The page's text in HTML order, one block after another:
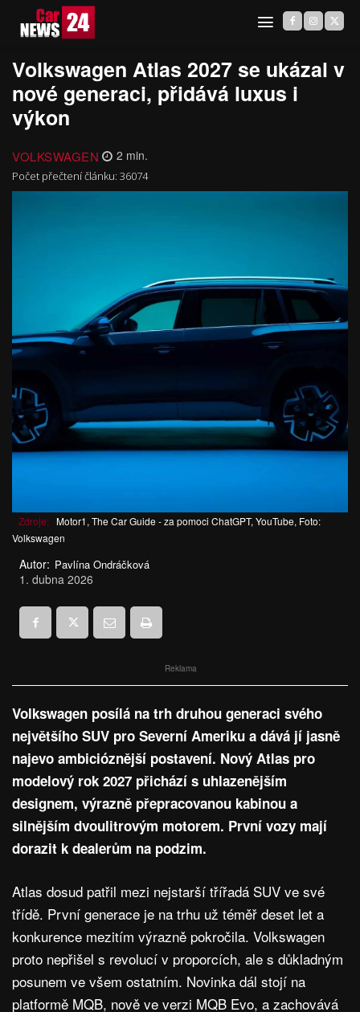
Volkswagen Atlas 2027 se ukázal v
nové generaci, přidává luxus i
výkon
VOLKSWAGEN 2 min.
Počet přečtení článku: 36074
Zdroje: Motor1, The Car Guide - za pomoci ChatGPT, YouTube, Foto:
Volkswagen
Autor: Pavlína Ondráčková
1. dubna 2026
Reklama
Volkswagen posílá na trh druhou generaci svého
největšího SUV pro Severní Ameriku a dává jí jasně
najevo ambicióznější postavení. Nový Atlas pro
modelový rok 2027 přichází s uhlazenějším
designem, výrazně přepracovanou kabinou a
silnějším dvoulitrovým motorem. První vozy mají
dorazit k dealerům na podzim.
Atlas dosud patřil mezi nejstarší třířadá SUV ve své
třídě. První generace je na trhu už téměř deset let a
konkurence mezitím výrazně pokročila. Volkswagen
proto nepřišel s revolucí v proporcích, ale s důkladným
posunem ve všem ostatním. Novinka dál stojí na
platformě MQB, nově ve verzi MQB Evo, a zachovává